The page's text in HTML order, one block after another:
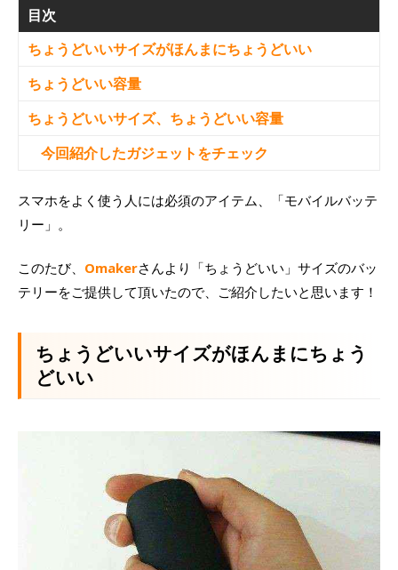
目次
ちょうどいいサイズがほんまにちょうどいい
ちょうどいい容量
ちょうどいいサイズ、ちょうどいい容量
今回紹介したガジェットをチェック
スマホをよく使う人には必須のアイテム、「モバイルバッテ
リー」。
このたび、 Omakerさんより「ちょうどいい」サイズのバッ
テリーをご提供して頂いたので、ご紹介したいと思います！
ちょうどいいサイズがほんまにちょう
どいい